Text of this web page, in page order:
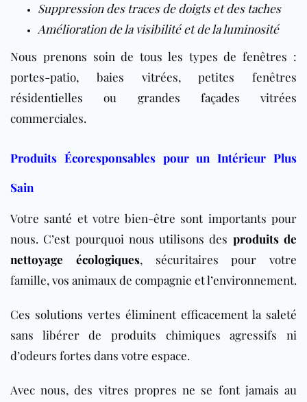
Suppression des traces de doigts et des taches
Amélioration de la visibilité et de la luminosité
Nous prenons soin de tous les types de fenêtres :
portes-patio, baies vitrées, petites fenêtres
résidentielles ou grandes façades vitrées
commerciales.
Produits Écoresponsables pour un Intérieur Plus
Sain
Votre santé et votre bien-être sont importants pour
nous. C’est pourquoi nous utilisons des produits de
nettoyage écologiques, sécuritaires pour votre
famille, vos animaux de compagnie et l’environnement.
Ces solutions vertes éliminent efficacement la saleté
sans libérer de produits chimiques agressifs ni
d’odeurs fortes dans votre espace.
Avec nous, des vitres propres ne se font jamais au